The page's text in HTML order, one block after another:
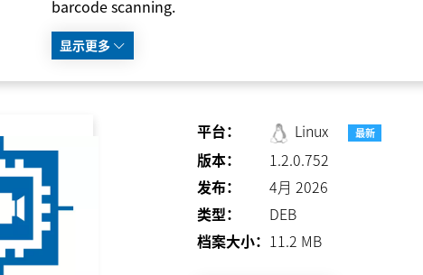
barcode scanning.
显示更多
平台： Linux 最新
版本：
1.2.0.752
发布：
4月 2026
类型：
DEB
档案大小： 11.2 MB